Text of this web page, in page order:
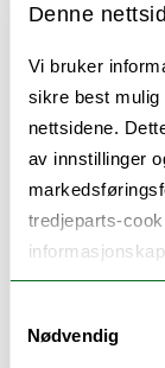
Denne
Vi bruker
sikre best
nettsidene.
av innstillinger
tredjeparts-
Nødvendig
Maja-Lisa
Kvinner og
Løchen
forebygge